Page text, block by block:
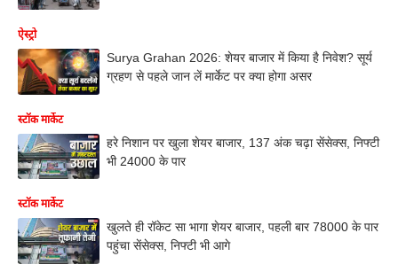
ऐस्ट्रो
Surya Grahan 2026: शेयर बाजार में किया है निवेश? सूर्य
ग्रहण से पहले जान लें मार्केट पर क्या होगा असर
स्टॉक मार्केट
हरे निशान पर खुला शेयर बाजार, 137 अंक चढ़ा सेंसेक्स, निफ्टी
भी 24000 के पार
स्टॉक मार्केट
खुलते ही रॉकेट सा भागा शेयर बाजार, पहली बार 78000 के पार
पहुंचा सेंसेक्स, निफ्टी भी आगे